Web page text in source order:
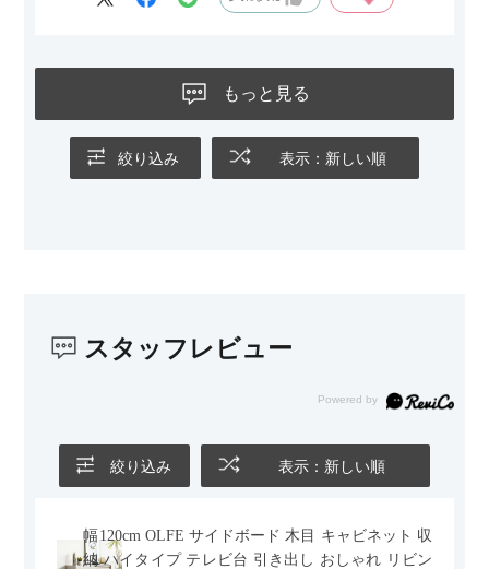
ないのもお気に入りのポイントです。さらに、わが家はソファ
の後ろ側を通ることも多い間取りなので、背面まできれいに仕
ても美しく、空間の印象を損ないません。
また、カウチのように足を伸ばしてくつろげるスタイルが理想
かせるため、普段はカウチとして使い、来客時には離してスツ
す。
もっと見る
絞り込み 表示：新しい順
スタッフレビュー
絞り込み 表示：新しい順
幅120cm OLFE サイドボード 木目 キャビネット 収
納 ハイタイプ テレビ台 引き出し おしゃれ リビン